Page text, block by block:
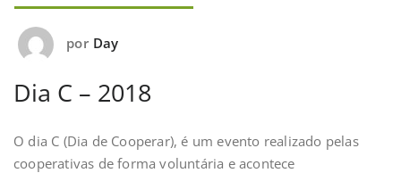
por Day
Dia C – 2018
O dia C (Dia de Cooperar), é um evento realizado pelas
cooperativas de forma voluntária e acontece